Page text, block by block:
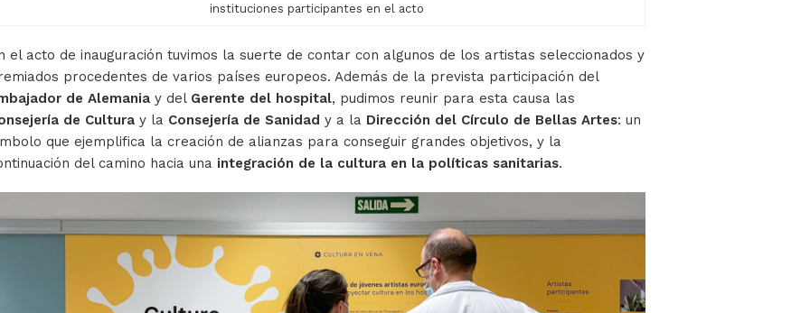
instituciones participantes en el acto
el acto de inauguración tuvimos la suerte de contar con algunos de los artistas seleccionados y
procedentes de varios países europeos. Además de la prevista participación del
de Alemaniay del Gerente del hospital, pudimos reunir para esta causa las
de Culturay la Consejería de Sanidad y a la Dirección del Círculo de Bellas Artes: un
que ejemplifica la creación de alianzas para conseguir grandes objetivos, y la
del camino hacia una integración de la cultura en la políticas sanitarias.